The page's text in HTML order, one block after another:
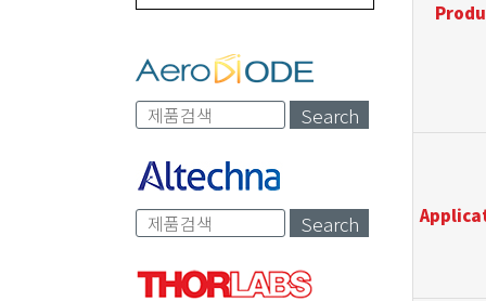
Search
Search